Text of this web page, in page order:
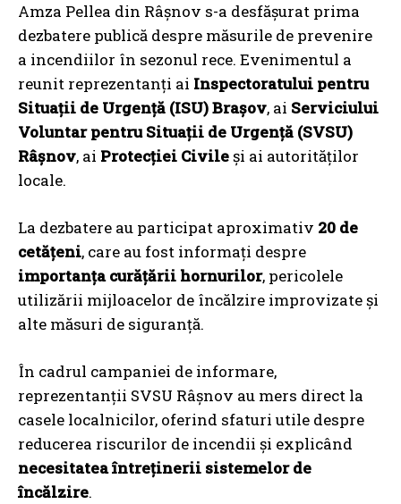
Amza Pellea din Râșnov s-a desfășurat prima
dezbatere publică despre măsurile de prevenire
a incendiilor în sezonul rece. Evenimentul a
reunit reprezentanți ai Inspectoratului pentru
Situații de Urgență (ISU) Brașov, ai Serviciului
Voluntar pentru Situații de Urgență (SVSU)
Râșnov, ai Protecției Civileși ai autorităților
locale.
La dezbatere au participat aproximativ 20 de
cetățeni, care au fost informați despre
importanța curățării hornurilor, pericolele
utilizării mijloacelor de încălzire improvizate și
alte măsuri de siguranță.
În cadrul campaniei de informare,
reprezentanții SVSU Râșnov au mers direct la
casele localnicilor, oferind sfaturi utile despre
reducerea riscurilor de incendii și explicând
necesitatea întreținerii sistemelor de
încălzire.